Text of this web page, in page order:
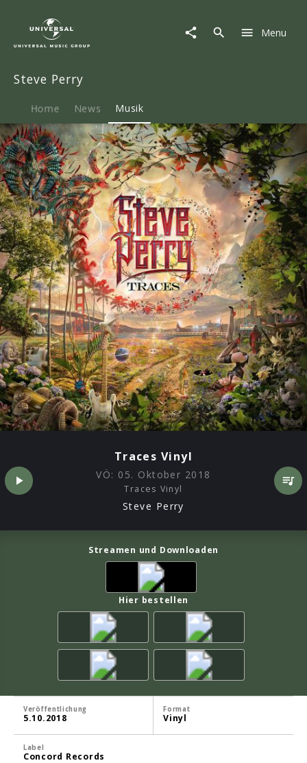
Musik
Traces
Menu
Steve Perry
Home News Musik
Traces Vinyl
VÖ: 05. Oktober 2018
Traces Vinyl
Steve Perry
Streamen und Downloaden
Hier bestellen
Veröffentlichung
5.10.2018
Format
Vinyl
Label
Concord Records